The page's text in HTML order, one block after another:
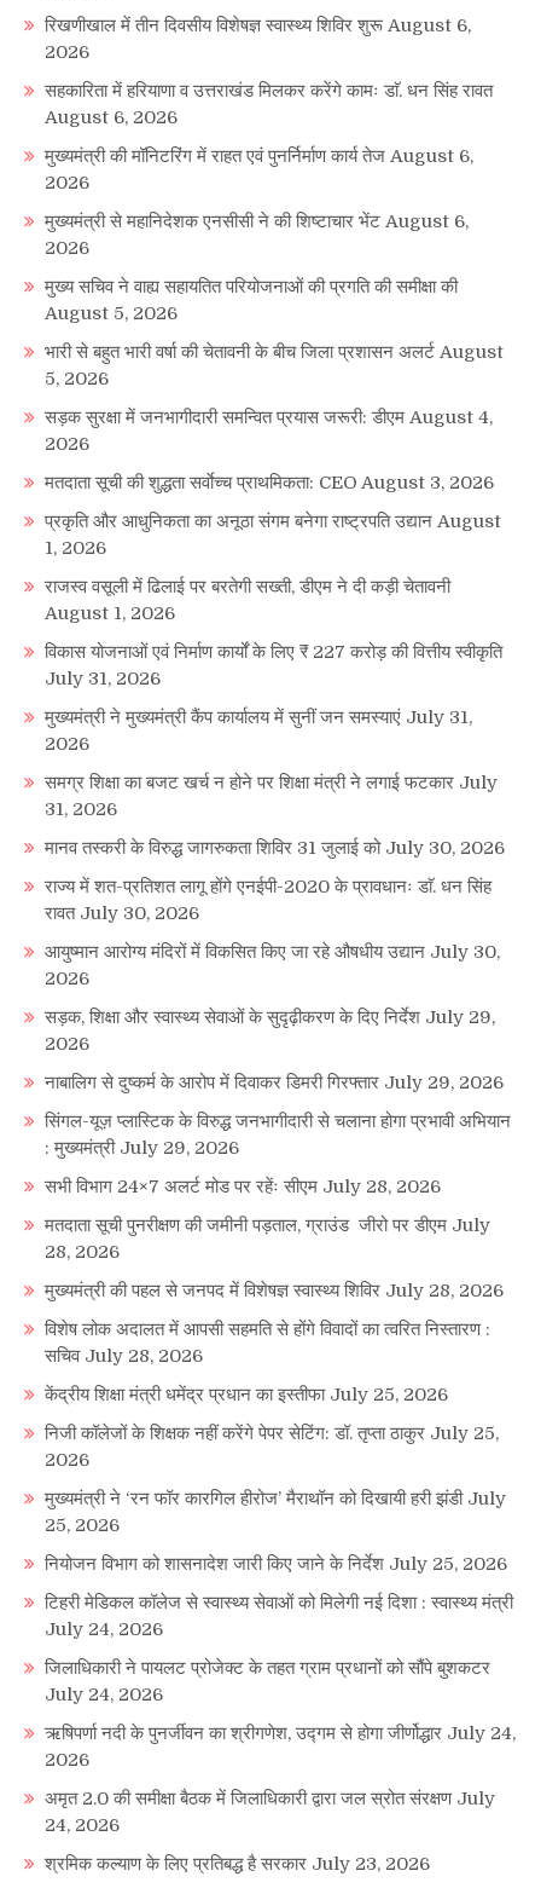
रिखणीखाल में तीन दिवसीय विशेषज्ञ स्वास्थ्य शिविर शुरू August 6,
2026
सहकारिता में हरियाणा व उत्तराखंड मिलकर करेंगे कामः डाॅ. धन सिंह रावत
August 6, 2026
मुख्यमंत्री की मॉनिटरिंग में राहत एवं पुनर्निर्माण कार्य तेज August 6,
2026
मुख्यमंत्री से महानिदेशक एनसीसी ने की शिष्टाचार भेंट August 6,
2026
मुख्य सचिव ने वाह्य सहायतित परियोजनाओं की प्रगति की समीक्षा की
August 5, 2026
भारी से बहुत भारी वर्षा की चेतावनी के बीच जिला प्रशासन अलर्ट August
5, 2026
सड़क सुरक्षा में जनभागीदारी समन्वित प्रयास जरूरी: डीएम August 4,
2026
मतदाता सूची की शुद्धता सर्वाेच्च प्राथमिकता: CEO August 3, 2026
प्रकृति और आधुनिकता का अनूठा संगम बनेगा राष्ट्रपति उद्यान August
1, 2026
राजस्व वसूली में ढिलाई पर बरतेगी सख्ती, डीएम ने दी कड़ी चेतावनी
August 1, 2026
विकास योजनाओं एवं निर्माण कार्यों के लिए ₹ 227 करोड़ की वित्तीय स्वीकृति
July 31, 2026
मुख्यमंत्री ने मुख्यमंत्री कैंप कार्यालय में सुनीं जन समस्याएं July 31,
2026
समग्र शिक्षा का बजट खर्च न होने पर शिक्षा मंत्री ने लगाई फटकार July
31, 2026
मानव तस्करी के विरुद्ध जागरुकता शिविर 31 जुलाई को July 30, 2026
राज्य में शत-प्रतिशत लागू होंगे एनईपी-2020 के प्रावधानः डाॅ. धन सिंह
रावत July 30, 2026
आयुष्मान आरोग्य मंदिरों में विकसित किए जा रहे औषधीय उद्यान July 30,
2026
सड़क, शिक्षा और स्वास्थ्य सेवाओं के सुदृढ़ीकरण के दिए निर्देश July 29,
2026
नाबालिग से दुष्कर्म के आरोप में दिवाकर डिमरी गिरफ्तार July 29, 2026
सिंगल-यूज़ प्लास्टिक के विरुद्ध जनभागीदारी से चलाना होगा प्रभावी अभियान
: मुख्यमंत्री July 29, 2026
सभी विभाग 24×7 अलर्ट मोड पर रहेंः सीएम July 28, 2026
मतदाता सूची पुनरीक्षण की जमीनी पड़ताल, ग्राउंड जीरो पर डीएम July
28, 2026
मुख्यमंत्री की पहल से जनपद में विशेषज्ञ स्वास्थ्य शिविर July 28, 2026
विशेष लोक अदालत में आपसी सहमति से होंगे विवादों का त्वरित निस्तारण :
सचिव July 28, 2026
केंद्रीय शिक्षा मंत्री धमेंद्र प्रधान का इस्तीफा July 25, 2026
निजी कॉलेजों के शिक्षक नहीं करेंगे पेपर सेटिंग: डॉ. तृप्ता ठाकुर July 25,
2026
मुख्यमंत्री ने ‘रन फॉर कारगिल हीरोज’ मैराथॉन को दिखायी हरी झंडी July
25, 2026
नियोजन विभाग को शासनादेश जारी किए जाने के निर्देश July 25, 2026
टिहरी मेडिकल कॉलेज से स्वास्थ्य सेवाओं को मिलेगी नई दिशा : स्वास्थ्य मंत्री
July 24, 2026
जिलाधिकारी ने पायलट प्रोजेक्ट के तहत ग्राम प्रधानों को सौंपे बुशकटर
July 24, 2026
ऋषिपर्णा नदी के पुनर्जीवन का श्रीगणेश, उद्गम से होगा जीर्णोद्धार July 24,
2026
अमृत 2.0 की समीक्षा बैठक में जिलाधिकारी द्वारा जल स्रोत संरक्षण July
24, 2026
श्रमिक कल्याण के लिए प्रतिबद्ध है सरकार July 23, 2026